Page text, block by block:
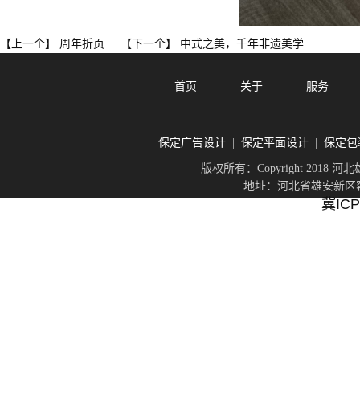
【上一个】 周年折页 【下一个】 中式之美，千年非遗美学
首页 关于 服务
保定广告设计| 保定平面设计| 保定包
版权所有：Copyright 2018 河
地址：河北省雄安新区
冀